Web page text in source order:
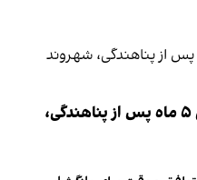
دو فوتبالیست زن ایرانی ۵ ماه پس از پناهندگی،